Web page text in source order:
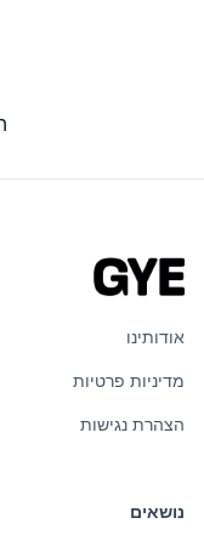
אודותינו
מדיניות פרטיות
הצהרת נגישות
נושאים